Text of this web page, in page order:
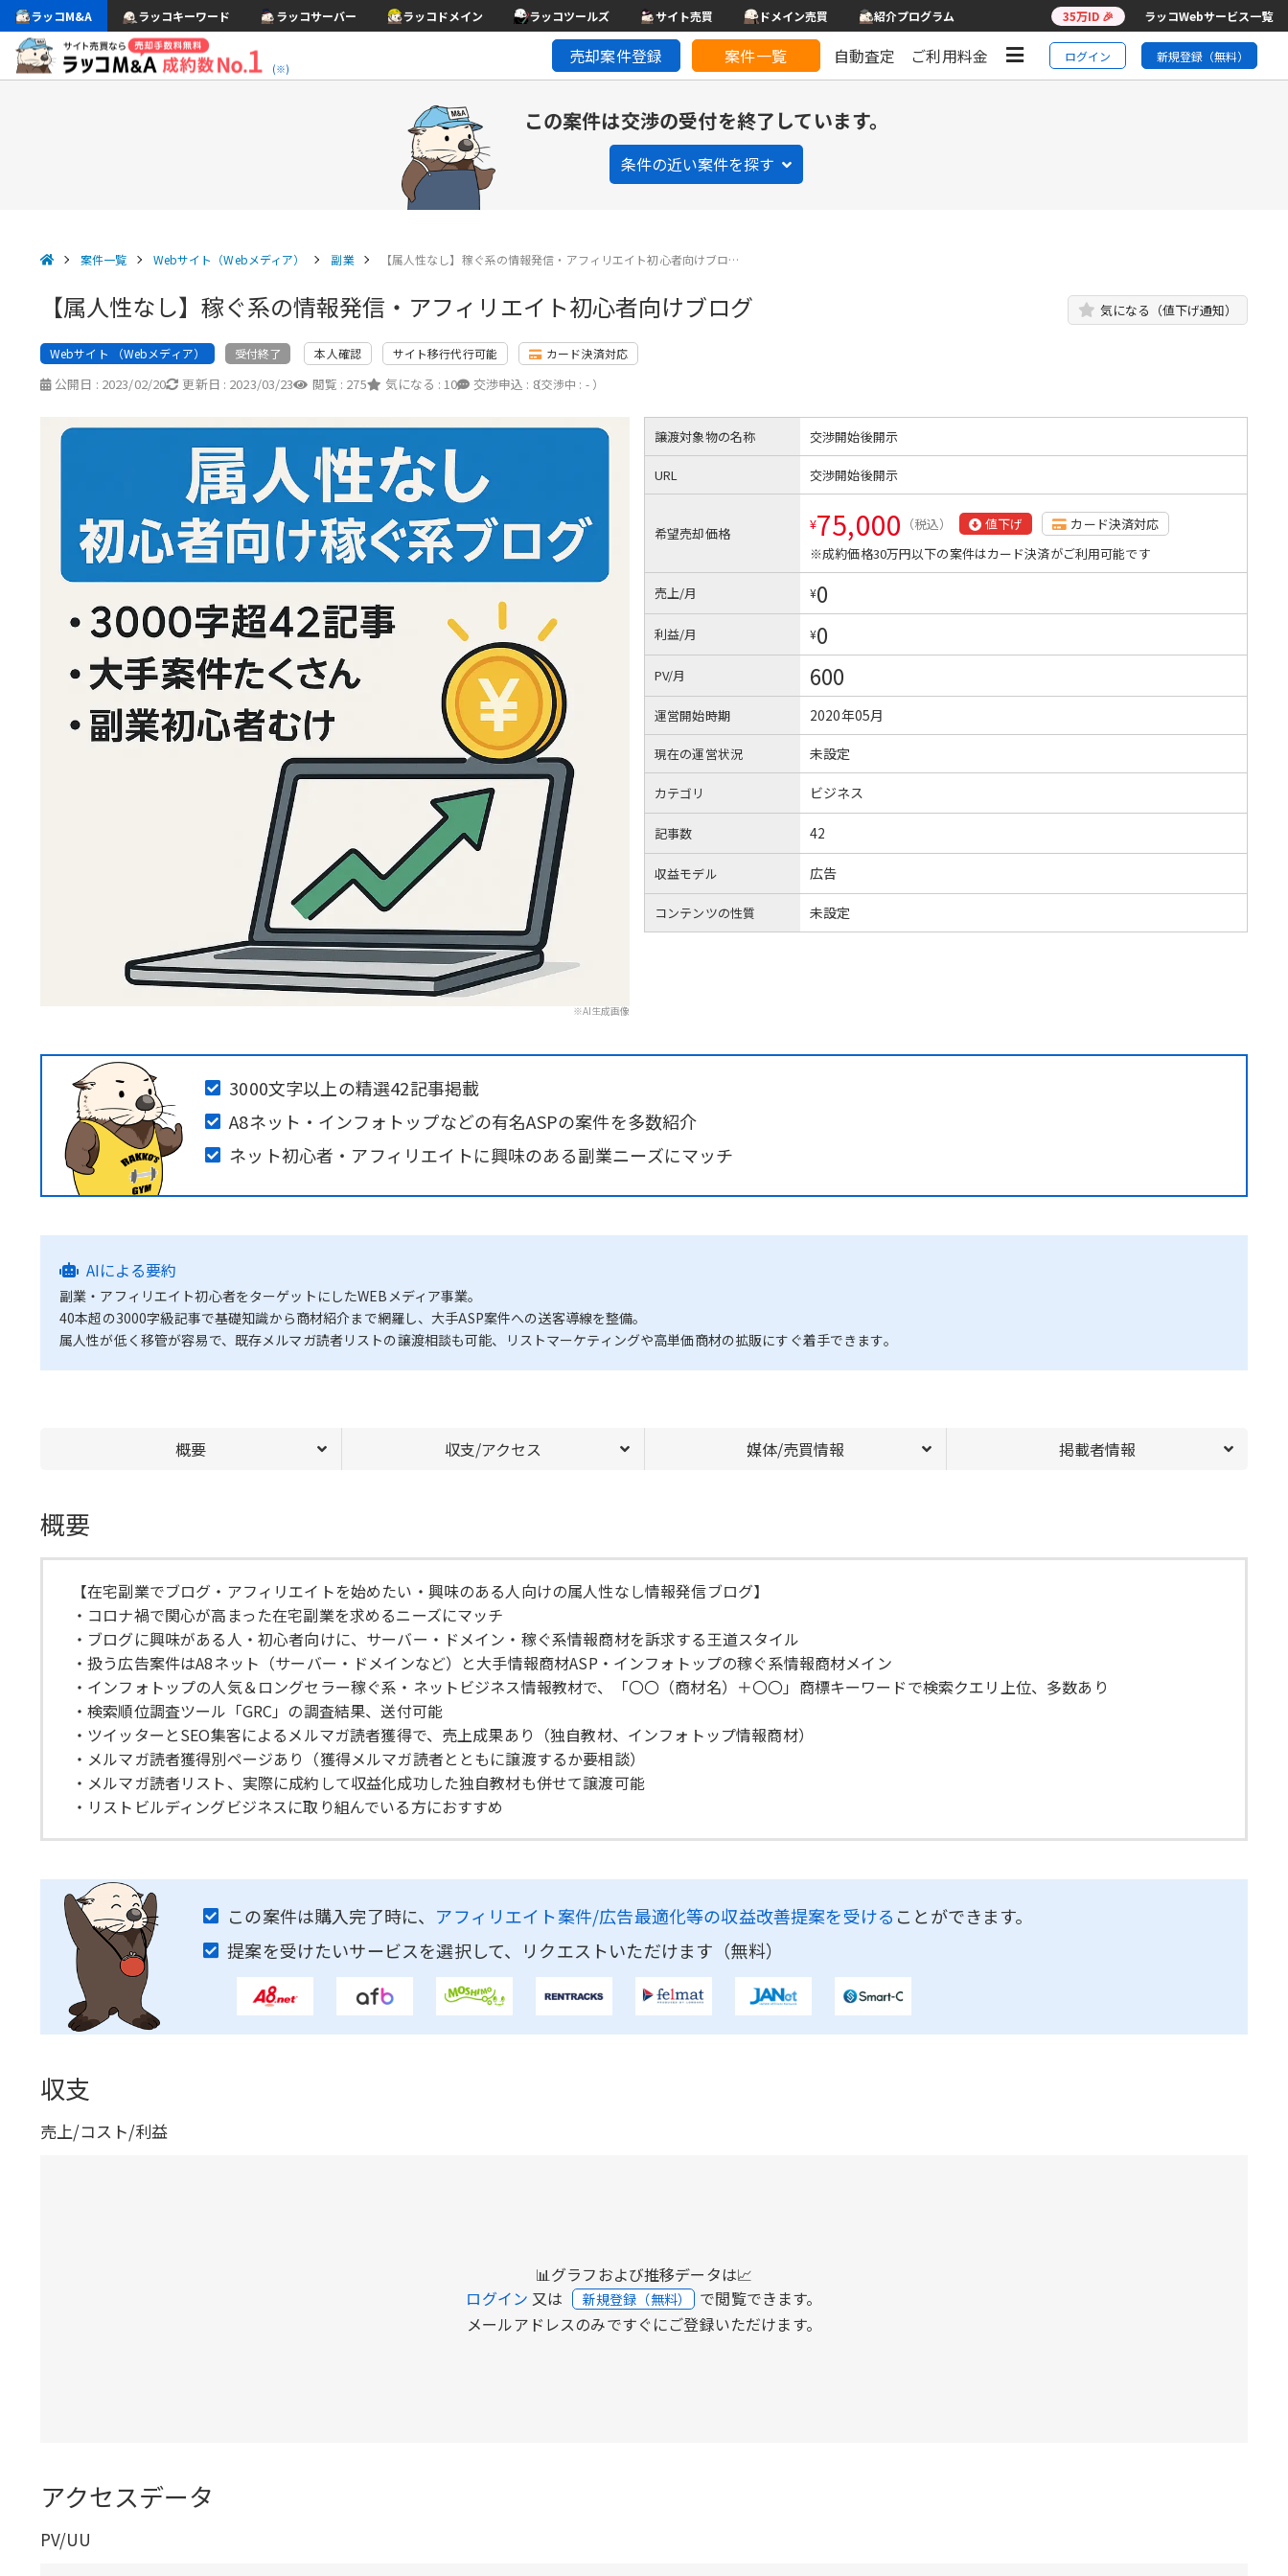
ラッコM&A ラッコキーワード ラッコサーバー ラッコドメイン ラッコツールズ サイト売買 ドメイン売買 紹介プログラム 35万ID 🎉 ラッコWebサービス一覧
(※)
売却案件登録 案件一覧 自動査定 ご利用料金 ログイン 新規登録（無料）
この案件は交渉の受付を終了しています。
条件の近い案件を探す
案件一覧 Webサイト（Webメディア） 副業 【属人性なし】稼ぐ系の情報発信・アフィリエイト初心者向けブロ…
【属人性なし】稼ぐ系の情報発信・アフィリエイト初心者向けブログ 気になる（値下げ通知）
Webサイト （Webメディア） 受付終了 本人確認 サイト移行代行可能 カード決済対応
公開日 : 2023/02/20 更新日 : 2023/03/23 閲覧 : 275 気になる : 10 交渉申込 : 8
（交渉中 : - ）
※AI生成画像
譲渡対象物の名称 交渉開始後開示
URL 交渉開始後開示
希望売却価格 ¥75,000 （税込） 値下げ
カード決済対応
※成約価格30万円以下の案件はカード決済がご利用可能です
売上/月 ¥0
利益/月 ¥0
PV/月 600
運営開始時期 2020年05月
現在の運営状況 未設定
カテゴリ ビジネス
記事数 42
収益モデル 広告
コンテンツの性質 未設定
3000文字以上の精選42記事掲載
A8ネット・インフォトップなどの有名ASPの案件を多数紹介
ネット初心者・アフィリエイトに興味のある副業ニーズにマッチ
AIによる要約
副業・アフィリエイト初心者をターゲットにしたWEBメディア事業。
40本超の3000字級記事で基礎知識から商材紹介まで網羅し、大手ASP案件への送客導線を整備。
属人性が低く移管が容易で、既存メルマガ読者リストの譲渡相談も可能、リストマーケティングや高単価商材の拡販にすぐ着手できます。
概要 収支/アクセス 媒体/売買情報 掲載者情報
概要
【在宅副業でブログ・アフィリエイトを始めたい・興味のある人向けの属人性なし情報発信ブログ】
・コロナ禍で関心が高まった在宅副業を求めるニーズにマッチ
・ブログに興味がある人・初心者向けに、サーバー・ドメイン・稼ぐ系情報商材を訴求する王道スタイル
・扱う広告案件はA8ネット（サーバー・ドメインなど）と大手情報商材ASP・インフォトップの稼ぐ系情報商材メイン
・インフォトップの人気＆ロングセラー稼ぐ系・ネットビジネス情報教材で、「〇〇（商材名）＋〇〇」商標キーワードで検索クエリ上位、多数あり
・検索順位調査ツール「GRC」の調査結果、送付可能
・ツイッターとSEO集客によるメルマガ読者獲得で、売上成果あり（独自教材、インフォトップ情報商材）
・メルマガ読者獲得別ページあり（獲得メルマガ読者とともに譲渡するか要相談）
・メルマガ読者リスト、実際に成約して収益化成功した独自教材も併せて譲渡可能
・リストビルディングビジネスに取り組んでいる方におすすめ
この案件は購入完了時に、 アフィリエイト案件/広告最適化等の収益改善提案を受ける ことができます。
提案を受けたいサービスを選択して、リクエストいただけます（無料）
収支
売上/コスト/利益
📊グラフおよび推移データは📈
ログイン 又は 新規登録（無料） で閲覧できます。
メールアドレスのみですぐにご登録いただけます。
アクセスデータ
PV/UU